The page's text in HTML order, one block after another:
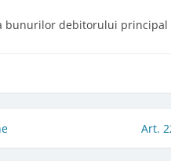
bunurilor debitorului
Art.